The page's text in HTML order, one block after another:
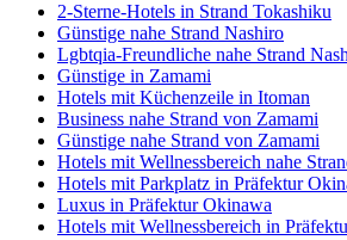
2-Sterne-Hotels in Strand Tokashiku
Günstige nahe Strand Nashiro
Lgbtqia-Freundliche nahe Strand
Günstige in Zamami
Hotels mit Küchenzeile in Itoman
Business nahe Strand von Zamami
Günstige nahe Strand von Zamami
Hotels mit Wellnessbereich nahe
Hotels mit Parkplatz in Präfektur
Luxus in Präfektur Okinawa
Hotels mit Wellnessbereich in